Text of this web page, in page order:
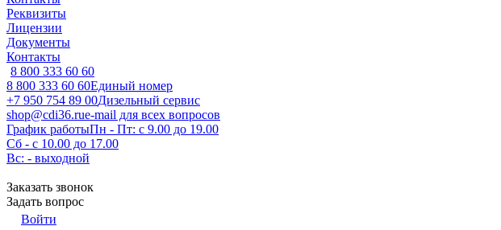
Реквизиты
Лицензии
Документы
Контакты
8 800 333 60 60
8 800 333 60 60Единый номер
+7 950 754 89 00Дизельный сервис
shop@cdi36.rue-mail для всех вопросов
График работыПн - Пт: с 9.00 до 19.00
Сб - с 10.00 до 17.00
Вс: - выходной
Заказать звонок
Задать вопрос
Войти